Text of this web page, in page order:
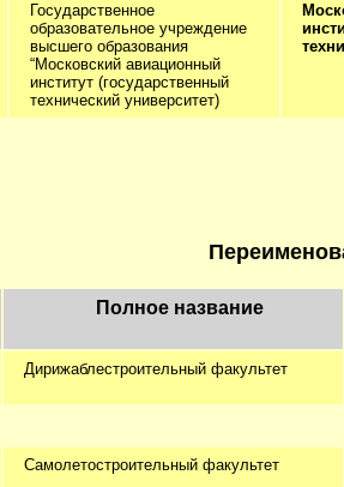
Государственное
образовательное учреждение
высшего образования
“Московский авиационный
институт (государственный
технический университет)
Полное название
Дирижаблестроительный факультет
Самолетостроительный факультет